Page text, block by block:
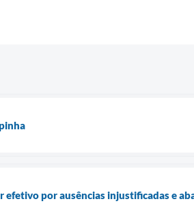
por ausências injustificadas e